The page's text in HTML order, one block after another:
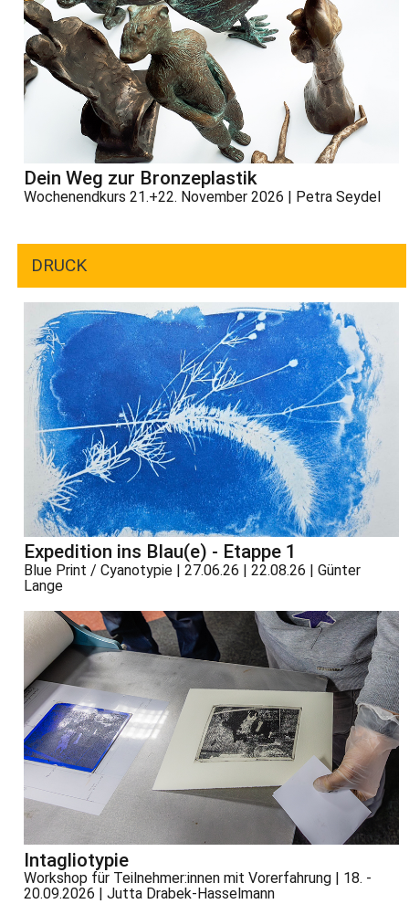
Dein Weg zur Bronzeplastik
Wochenendkurs 21.+22. November 2026 | Petra Seydel
DRUCK
Expedition ins Blau(e) - Etappe 1
Blue Print / Cyanotypie | 27.06.26 | 22.08.26 | Günter
Lange
Intagliotypie
Workshop für Teilnehmer:innen mit Vorerfahrung | 18. -
20.09.2026 | Jutta Drabek-Hasselmann